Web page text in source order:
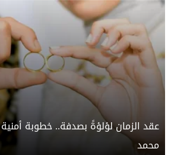
عقد الزمان لؤلؤةً بصدفة.. خطوبة
محمد